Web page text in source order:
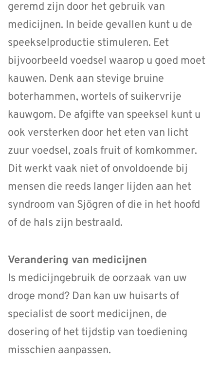
geremd zijn door het gebruik van
medicijnen. In beide gevallen kunt u de
speekselproductie stimuleren. Eet
bijvoorbeeld voedsel waarop u goed moet
kauwen. Denk aan stevige bruine
boterhammen, wortels of suikervrije
kauwgom. De afgifte van speeksel kunt u
ook versterken door het eten van licht
zuur voedsel, zoals fruit of komkommer.
Dit werkt vaak niet of onvoldoende bij
mensen die reeds langer lijden aan het
syndroom van Sjögren of die in het hoofd
of de hals zijn bestraald.
Verandering van medicijnen
Is medicijngebruik de oorzaak van uw
droge mond? Dan kan uw huisarts of
specialist de soort medicijnen, de
dosering of het tijdstip van toediening
misschien aanpassen.